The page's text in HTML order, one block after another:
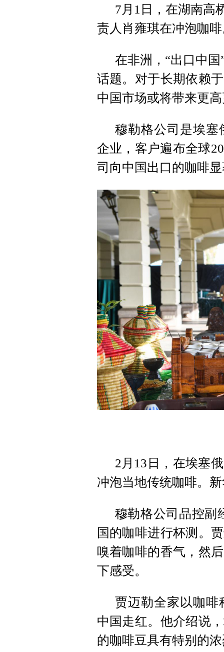
7月1日，在湖南高
责人肖雍琪在冲泡咖
在非洲，“出口中
话题。对于长期依赖
中国市场或将带来更
穆勒格公司是埃塞
企业，客户遍布全球
司向中国出口的咖啡
2月13日，在埃塞
冲泡当地传统咖啡。
穆勒格公司品控副
国的咖啡进行杯测。
嗅着咖啡的香气，然
下感受。
贾迈勒全家以咖啡
中国走红。他介绍说
的咖啡豆具有特别的